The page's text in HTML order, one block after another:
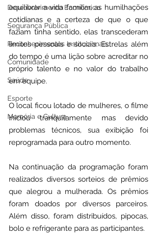
Desenvolvimento Econômico
Segurança Pública
Reconhecimentos Institucionais
Comunidade
Saúde
Esporte
Memória e Cultura
equilibrar a vida familiar, as humilhações
cotidianas e a certeza de que o que
faziam tinha sentido, elas transcederam
limites pessoais e sociais. Estrelas além
do tempo é uma lição sobre acreditar no
próprio talento e no valor do trabalho
em equipe.
O local ficou lotado de mulheres, o filme
iniciou tranquilamente mas devido
problemas técnicos, sua exibição foi
reprogramada para outro momento.
Na continuação da programação foram
realizados diversos sorteios de prêmios
que alegrou a mulherada. Os prêmios
foram doados por diversos parceiros.
Além disso, foram distribuídos, pipocas,
bolo e refrigerante para as participantes.